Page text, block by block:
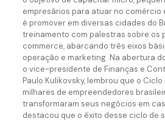
empresários para atuar no comércio
é promover em diversas cidades do
treinamento com palestras sobre os
commerce, abarcando três eixos
operação e marketing. Na abertura
o vice-presidente de Finanças e
Paulo Kulikovsky, lembrou que o
milhares de empreendedores
transformaram seus negócios em
destacou que o êxito desse ciclo de